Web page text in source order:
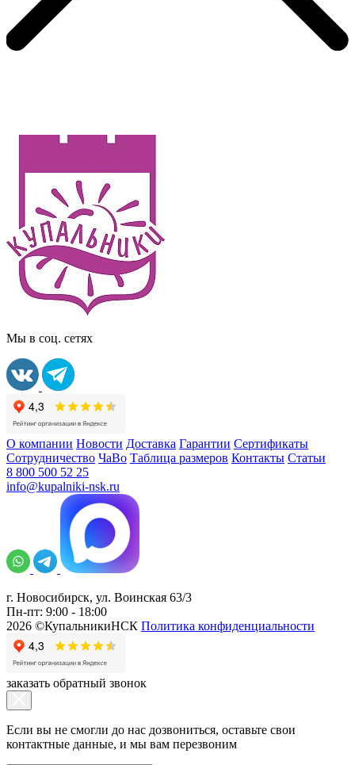
Мы в соц. сетях
О компании Новости Доставка Гарантии Сертификаты
Сотрудничество ЧаВо Таблица размеров Контакты Статьи
8 800 500 52 25
info@kupalniki-nsk.ru
г. Новосибирск, ул. Воинская 63/3
Пн-пт: 9:00 - 18:00
2026 ©КупальникиНСК Политика конфиденциальности
заказать обратный звонок
Если вы не смогли до нас дозвониться, оставьте свои
контактные данные, и мы вам перезвоним